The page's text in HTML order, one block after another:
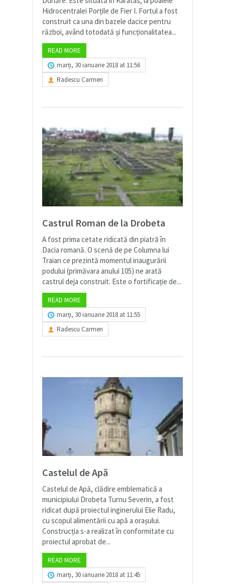
Hidrocentralei Porțile de Fier I. Fortul a fost
construit ca una din bazele dacice pentru
război, având totodată și funcționalitatea...
READ MORE
marți, 30 ianuarie 2018 at 11:56
Radescu Carmen
Castrul Roman de la Drobeta
A fost prima cetate ridicată din piatră în
Dacia romană. O scenă de pe Columna lui
Traian ce prezintă momentul inaugurării
podului (primăvara anului 105) ne arată
castrul deja construit. Este o fortificație de...
READ MORE
marți, 30 ianuarie 2018 at 11:55
Radescu Carmen
Castelul de Apă
Castelul de Apă, clădire emblematică a
municipiului Drobeta Turnu Severin, a fost
ridicat după proiectul inginerului Elie Radu,
cu scopul alimentării cu apă a orașului.
Construcția s-a realizat în conformitate cu
proiectul aprobat de...
READ MORE
marți, 30 ianuarie 2018 at 11:45